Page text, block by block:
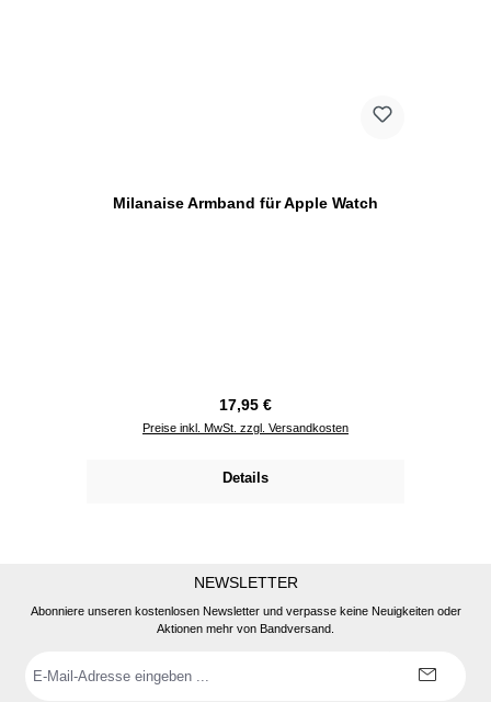
Milanaise Armband für Apple Watch
Regulärer Preis:
17,95 €
Preise inkl. MwSt. zzgl. Versandkosten
Details
NEWSLETTER
Abonniere unseren kostenlosen Newsletter und verpasse keine Neuigkeiten oder
Aktionen mehr von Bandversand.
Mail-